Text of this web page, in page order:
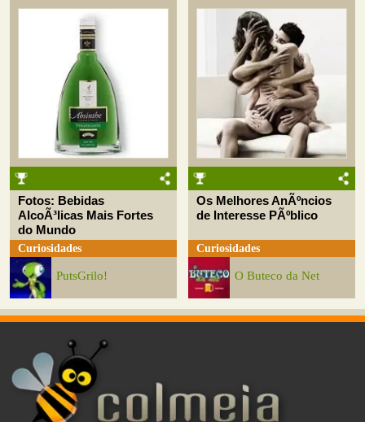
Fotos: Bebidas
AlcoÃ³licas Mais Fortes
do Mundo
Curiosidades
PutsGrilo!
Os Melhores AnÃºncios
de Interesse PÃºblico
Curiosidades
O Buteco da Net